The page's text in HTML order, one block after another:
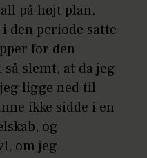
på højt plan,
den periode satte
for den
slemt, at da jeg
ligge ned til
ikke sidde i en
og
om jeg